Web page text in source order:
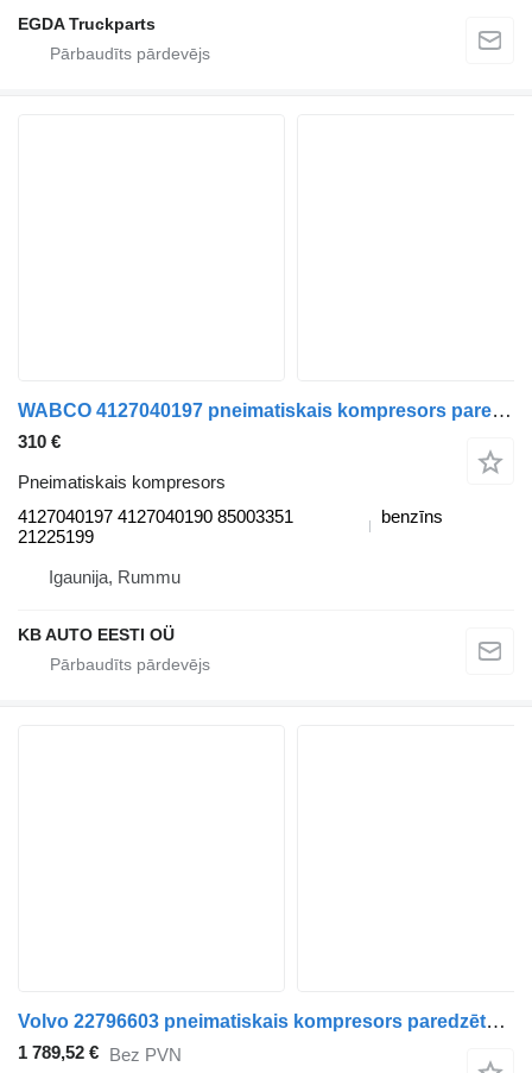
EGDA Truckparts
WABCO 4127040197 pneimatiskais kompresors paredzēts Volvo B6, B7, B9, B10, B12 (1978-2011) autobusa
310 €
Pneimatiskais kompresors
4127040197 4127040190 85003351
21225199
benzīns
Igaunija, Rummu
KB AUTO EESTI OÜ
Volvo 22796603 pneimatiskais kompresors paredzēts Volvo B5LH, B0E (2008-) autobusa
1 789,52 € Bez PVN